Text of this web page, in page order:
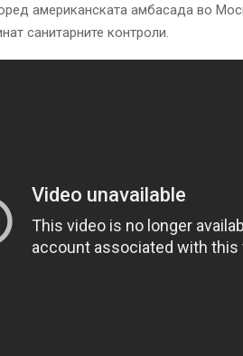
американската амбасада во
санитарните контроли.